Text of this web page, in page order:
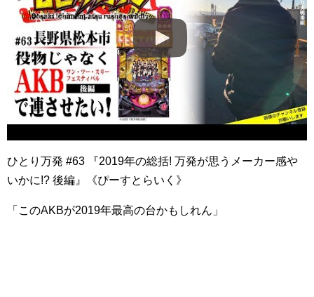
ひとり万発 #63 『2019年の総括! 万発が思うメーカー感や
いかに!? 後編』《ぴーすとらいく》
「このAKBが2019年最高の台かもしれん」